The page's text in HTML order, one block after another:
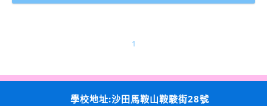
1
學校地址:沙田馬鞍山鞍駿街28號